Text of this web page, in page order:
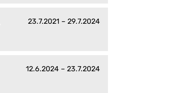
23.7.2021 – 29.7.2024
12.6.2024 – 23.7.2024